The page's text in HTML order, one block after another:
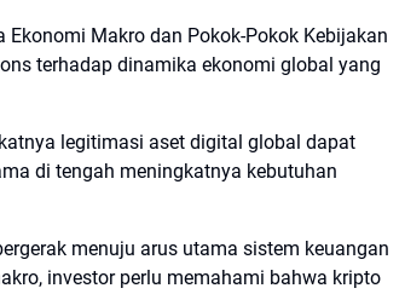
Makro dan Pokok-Pokok Kebijakan
terhadap dinamika ekonomi global yang
legitimasi aset digital global dapat
di tengah meningkatnya kebutuhan
menuju arus utama sistem keuangan
investor perlu memahami bahwa kripto